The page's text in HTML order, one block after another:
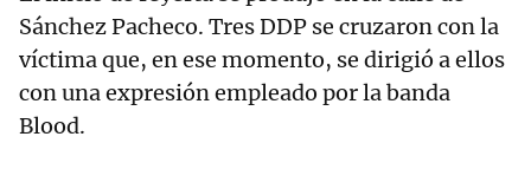
Sánchez Pacheco. Tres DDP se cruzaron con la
víctima que, en ese momento, se dirigió a ellos
con una expresión empleado por la banda
Blood.